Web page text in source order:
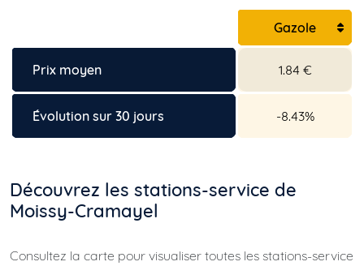
Gazole
Prix moyen 1.84 €
Évolution sur 30 jours -8.43%
Découvrez les stations-service de
Moissy-Cramayel
Consultez la carte pour visualiser toutes les stations-service